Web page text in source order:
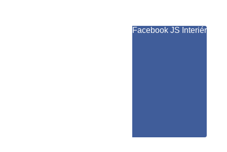
Facebook JS Interiér